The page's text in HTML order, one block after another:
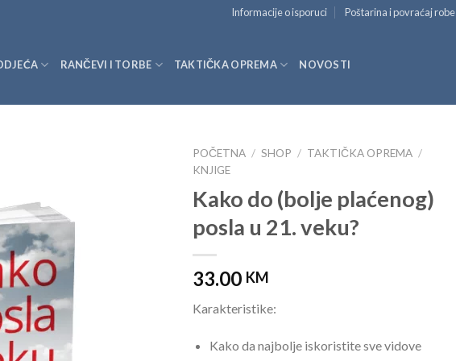
Informacije o isporuci Poštarina i povraćaj robe
RANČEVI I TORBE TAKTIČKA OPREMA NOVOSTI
POČETNA / SHOP / TAKTIČKA OPREMA /
KNJIGE
Kako do (bolje plaćenog)
posla u 21. veku?
33.00 KM
Karakteristike:
Kako da najbolje iskoristite sve vidove